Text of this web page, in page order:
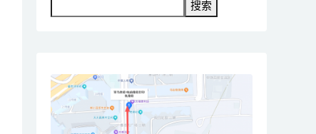
搜索